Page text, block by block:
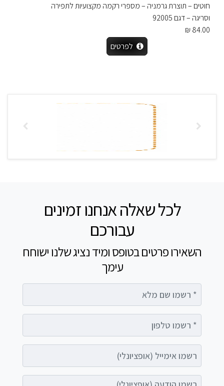
חוטים – תוצרת גרמניה – מספרי רקמה מקצועיות לתפירה
וסריגה – דגם 92005
84.00 ₪
לפרטים
לכל שאלה אנחנו זמינים
עבורכם
השאירו פרטים בטופס ומיד נציג שלנו ישוחח
עימך
רשמו הודעה (אופציונלי)